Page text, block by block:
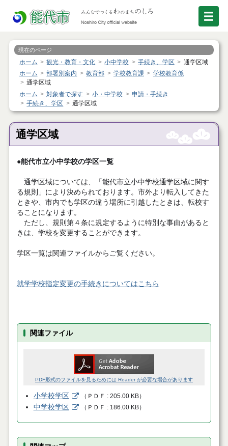
現在のページ
ホーム 観光・教育・文化 小中学校 手続き、学区
通学区域
ホーム
部署別案内 教育部 学校教育課
学校教育係
通学区域
ホーム
対象者で探す 小・中学校
申請・手続き
手続き、学区
通学区域
通学区域
●能代市立小中学校の学区一覧
通学区域については、「能代市立小中学校通学区域に関す
る規則」により決められております。市外より転入してきた
ときや、市内でも学区の違う場所に引越したときは、転校す
ることになります。
ただし、規則第４条に規定するように特別な事由があると
きは、学校を変更することができます。
学区一覧は関連ファイルからご覧ください。
就学学校指定変更の手続きについてはこちら
関連ファイル
PDF形式のファイルを見るためには Reader が必要な場合があります
小学校学区 （ ＰＤＦ 205.00 KB）
中学校学区 （ ＰＤＦ 186.00 KB）